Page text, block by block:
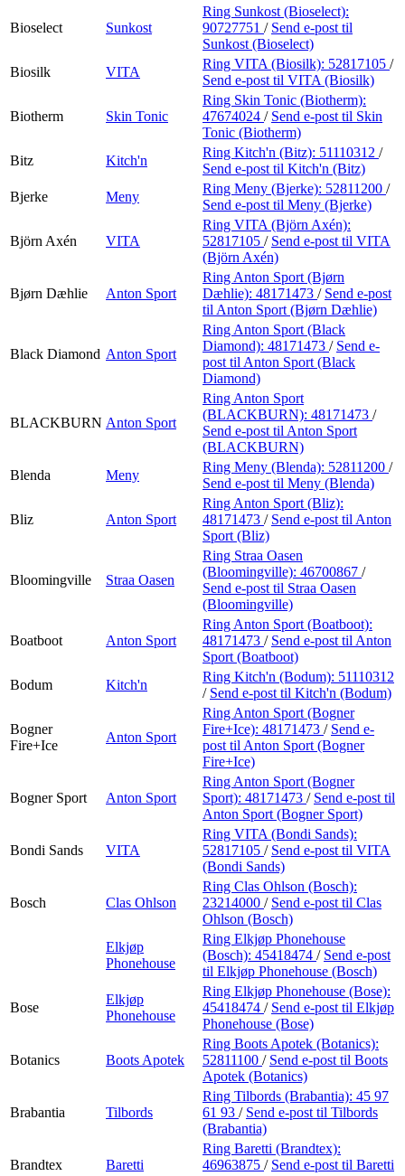
Bioselect Sunkost
Ring Sunkost (Bioselect):
90727751 / Send e-post til
Sunkost (Bioselect)
Biosilk
VITA
Ring VITA (Biosilk): 52817105 /
Send e-post til VITA (Biosilk)
Biotherm Skin Tonic
Ring Skin Tonic (Biotherm):
47674024 / Send e-post til Skin
Tonic (Biotherm)
Bitz
Kitch'n
Ring Kitch'n (Bitz): 51110312 /
Send e-post til Kitch'n (Bitz)
Bjerke
Meny
Ring Meny (Bjerke): 52811200 /
Send e-post til Meny (Bjerke)
Björn Axén VITA
Ring VITA (Björn Axén):
52817105 / Send e-post til VITA
(Björn Axén)
Bjørn Dæhlie Anton Sport
Ring Anton Sport (Bjørn
Dæhlie): 48171473 / Send e-post
til Anton Sport (Bjørn Dæhlie)
Black Diamond Anton Sport
Ring Anton Sport (Black
Diamond): 48171473 / Send e-
post til Anton Sport (Black
Diamond)
BLACKBURN Anton Sport
Ring Anton Sport
(BLACKBURN): 48171473 /
Send e-post til Anton Sport
(BLACKBURN)
Blenda
Meny
Ring Meny (Blenda): 52811200 /
Send e-post til Meny (Blenda)
Bliz Anton Sport
Ring Anton Sport (Bliz):
48171473 / Send e-post til Anton
Sport (Bliz)
Bloomingville Straa Oasen
Ring Straa Oasen
(Bloomingville): 46700867 /
Send e-post til Straa Oasen
(Bloomingville)
Boatboot Anton Sport
Ring Anton Sport (Boatboot):
48171473 / Send e-post til Anton
Sport (Boatboot)
Bodum
Kitch'n
Ring Kitch'n (Bodum): 51110312
/ Send e-post til Kitch'n (Bodum)
Bogner
Fire+Ice
Anton Sport
Ring Anton Sport (Bogner
Fire+Ice): 48171473 / Send e-
post til Anton Sport (Bogner
Fire+Ice)
Bogner Sport Anton Sport
Ring Anton Sport (Bogner
Sport): 48171473 / Send e-post til
Anton Sport (Bogner Sport)
Bondi Sands VITA
Ring VITA (Bondi Sands):
52817105 / Send e-post til VITA
(Bondi Sands)
Bosch Clas Ohlson
Ring Clas Ohlson (Bosch):
23214000 / Send e-post til Clas
Ohlson (Bosch)
Elkjøp
Phonehouse
Ring Elkjøp Phonehouse
(Bosch): 45418474 / Send e-post
til Elkjøp Phonehouse (Bosch)
Bose
Elkjøp
Phonehouse
Ring Elkjøp Phonehouse (Bose):
45418474 / Send e-post til Elkjøp
Phonehouse (Bose)
Botanics Boots Apotek
Ring Boots Apotek (Botanics):
52811100 / Send e-post til Boots
Apotek (Botanics)
Brabantia Tilbords
Ring Tilbords (Brabantia): 45 97
61 93 / Send e-post til Tilbords
(Brabantia)
Brandtex Baretti
Ring Baretti (Brandtex):
46963875 / Send e-post til Baretti